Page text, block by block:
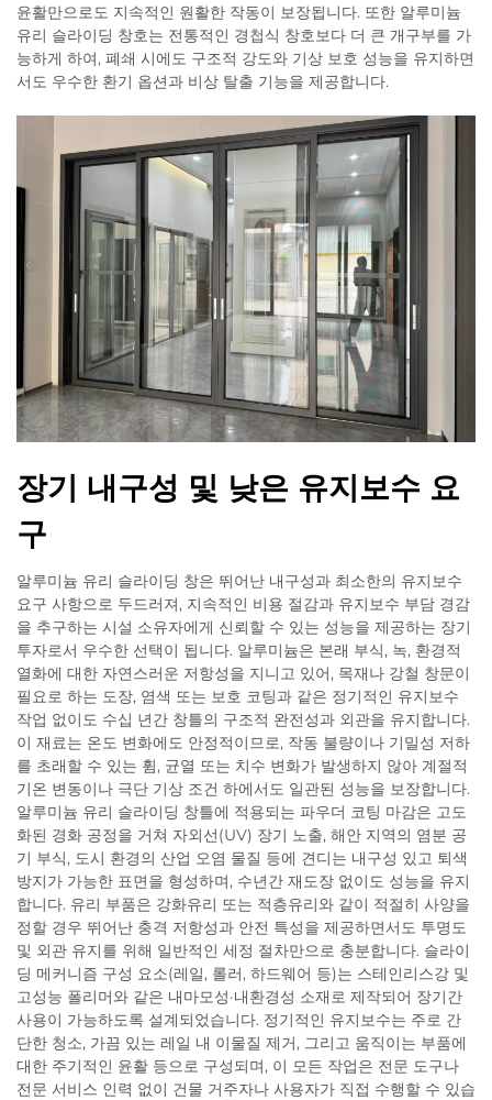
윤활만으로도 지속적인 원활한 작동이 보장됩니다. 또한 알루미늄
유리 슬라이딩 창호는 전통적인 경첩식 창호보다 더 큰 개구부를 가
능하게 하여, 폐쇄 시에도 구조적 강도와 기상 보호 성능을 유지하면
서도 우수한 환기 옵션과 비상 탈출 기능을 제공합니다.
장기 내구성 및 낮은 유지보수 요
구
알루미늄 유리 슬라이딩 창은 뛰어난 내구성과 최소한의 유지보수
요구 사항으로 두드러져, 지속적인 비용 절감과 유지보수 부담 경감
을 추구하는 시설 소유자에게 신뢰할 수 있는 성능을 제공하는 장기
투자로서 우수한 선택이 됩니다. 알루미늄은 본래 부식, 녹, 환경적
열화에 대한 자연스러운 저항성을 지니고 있어, 목재나 강철 창문이
필요로 하는 도장, 염색 또는 보호 코팅과 같은 정기적인 유지보수
작업 없이도 수십 년간 창틀의 구조적 완전성과 외관을 유지합니다.
이 재료는 온도 변화에도 안정적이므로, 작동 불량이나 기밀성 저하
를 초래할 수 있는 휨, 균열 또는 치수 변화가 발생하지 않아 계절적
기온 변동이나 극단 기상 조건 하에서도 일관된 성능을 보장합니다.
알루미늄 유리 슬라이딩 창틀에 적용되는 파우더 코팅 마감은 고도
화된 경화 공정을 거쳐 자외선(UV) 장기 노출, 해안 지역의 염분 공
기 부식, 도시 환경의 산업 오염 물질 등에 견디는 내구성 있고 퇴색
방지가 가능한 표면을 형성하며, 수년간 재도장 없이도 성능을 유지
합니다. 유리 부품은 강화유리 또는 적층유리와 같이 적절히 사양을
정할 경우 뛰어난 충격 저항성과 안전 특성을 제공하면서도 투명도
및 외관 유지를 위해 일반적인 세정 절차만으로 충분합니다. 슬라이
딩 메커니즘 구성 요소(레일, 롤러, 하드웨어 등)는 스테인리스강 및
고성능 폴리머와 같은 내마모성·내환경성 소재로 제작되어 장기간
사용이 가능하도록 설계되었습니다. 정기적인 유지보수는 주로 간
단한 청소, 가끔 있는 레일 내 이물질 제거, 그리고 움직이는 부품에
대한 주기적인 윤활 등으로 구성되며, 이 모든 작업은 전문 도구나
전문 서비스 인력 없이 건물 거주자나 사용자가 직접 수행할 수 있습